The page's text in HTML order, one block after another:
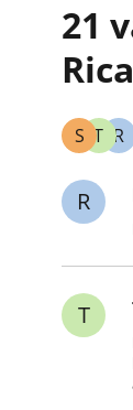
21
R
T
S
R
T